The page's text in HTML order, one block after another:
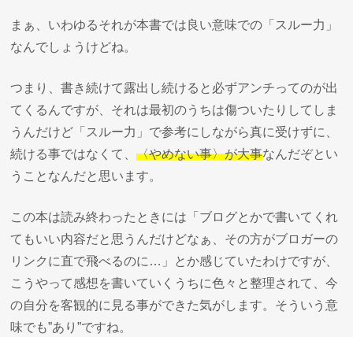
まぁ、いわゆるそれが本書では良い意味での「スルー力」
なんでしょうけどね。
つまり、書き続けて露出し続けると必ずアンチってのが出
てくるんですが、それは最初のうちは傷ついたりしてしま
うんだけど「スルー力」で参考にしながら真に受けずに、
続ける事ではなくて、〈やめない事〉が大事なんだぞとい
うことなんだと思います。
この本は読み終わったときには「ブログとかで書いてくれ
てもいい内容だと思うんだけどなぁ、その方がブロガーの
リンクに直で飛べるのに…」とか感じていたわけですが、
こうやって感想を書いていくうちに色々と整理されて、今
の自分を客観的に見る事ができた気がします。そういう意
味でも”あり”ですね。